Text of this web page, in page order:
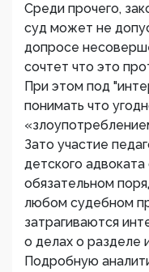
Среди прочего,
суд может не
допросе
сочтет что это
При этом под
понимать что
Зато участие
детского
обязательном
любом судебном
затрагиваются
о делах о разделе
Подробную